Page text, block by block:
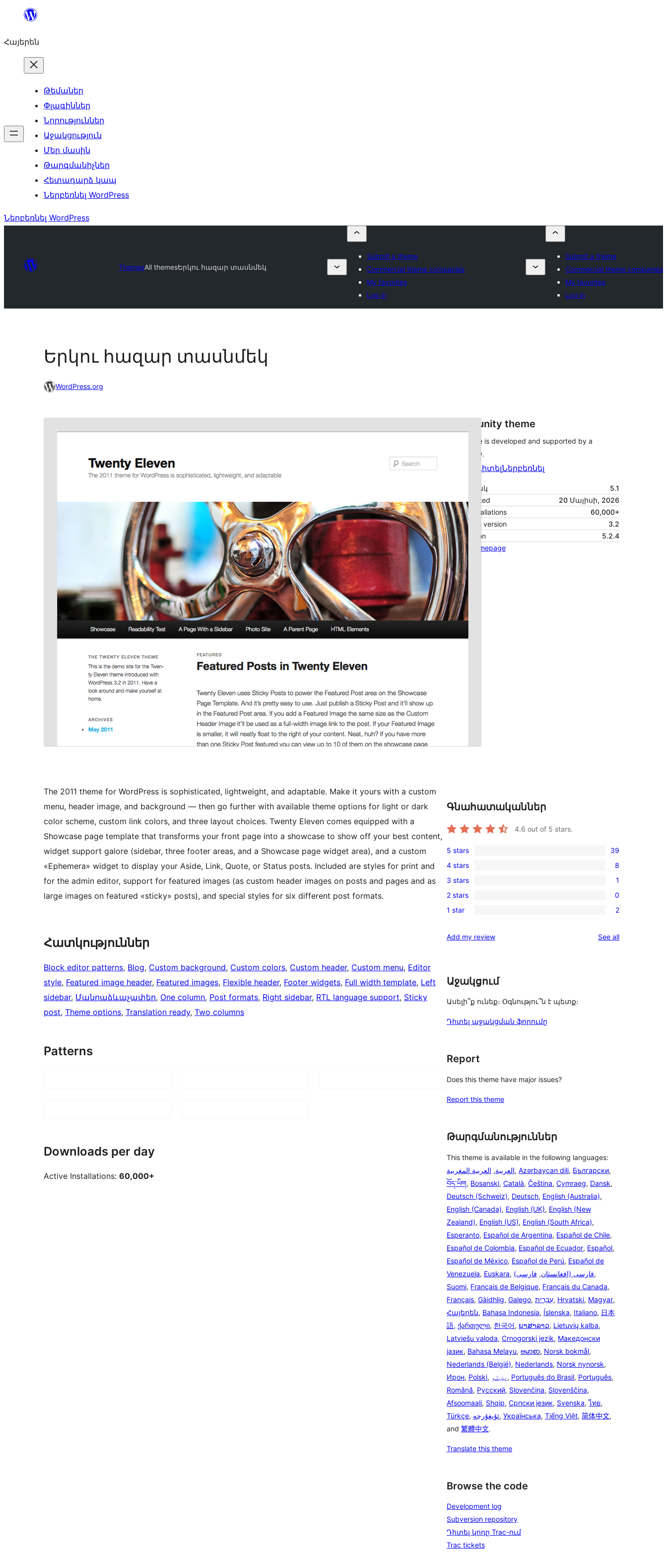
Անցնել
Հայերեն
Թեմաներ
Փլագիններ
Նորություններ
Աջակցություն
Մեր մասին
Թարգմանիչներ
Հետադարձ կապ
Ներբեռնել WordPress
Ներբեռնել WordPress
ThemesAll themesԵրկու հազար տասնմեկ
Submit a theme
Commercial theme companies
My favorites
Log in
Submit a theme
Commercial theme companies
My favorites
Log in
Երկու հազար տասնմեկ
WordPress.org
Community theme
This theme is developed and supported by a
community.
ՆախադիտելՆերբեռնել
Տարբերակ
5.1
Last updated
20 Մայիսի, 2026
Active installations
60,000+
WordPress version
3.2
PHP version
5.2.4
Theme homepage
The 2011 theme for WordPress is sophisticated, lightweight, and adaptable. Make it yours with a custom
menu, header image, and background — then go further with available theme options for light or dark
color scheme, custom link colors, and three layout choices. Twenty Eleven comes equipped with a
Showcase page template that transforms your front page into a showcase to show off your best content,
widget support galore (sidebar, three footer areas, and a Showcase page widget area), and a custom
«Ephemera» widget to display your Aside, Link, Quote, or Status posts. Included are styles for print and
for the admin editor, support for featured images (as custom header images on posts and pages and as
large images on featured «sticky» posts), and special styles for six different post formats.
Հատկություններ
Block editor patterns, Blog, Custom background, Custom colors, Custom header, Custom menu, Editor
style, Featured image header, Featured images, Flexible header, Footer widgets, Full width template, Left
sidebar, Մանրաձևաչափեր, One column, Post formats, Right sidebar, RTL language support, Sticky
post, Theme options, Translation ready, Two columns
Patterns
Downloads per day
Active Installations: 60,000+
Գնահատականներ
4.6 out of 5 stars.
39
5-
star
reviews
5 stars 39
8
4-
star
reviews
4 stars 8
1
3-
star
3 stars 1
0
2-
reviews
2 stars 0
2
star
1 star 2
Add my review See allreviews
Աջակցում
Ասելի՞ք ունեք։ Օգնությու՞ն է պետք։
Դիտել աջակցման ֆորումը
Report
Does this theme have major issues?
Report this theme
Թարգմանություններ
This theme is available in the following languages:
العربية, العربية المغربية , Azərbaycan dili, Български,
བོད་ཡིག, Bosanski, Català, Čeština, Cymraeg, Dansk,
Deutsch (Schweiz), Deutsch, English (Australia),
English (Canada), English (UK), English (New
Zealand), English (US), English (South Africa),
Esperanto, Español de Argentina, Español de Chile,
Español de Colombia, Español de Ecuador, Español,
Español de México, Español de Perú, Español de
Venezuela, Euskara, (فارسی (افغانستان, فارسی
,
Suomi, Français de Belgique, Français du Canada,
Français, Gàidhlig, Galego, עִבְרִית, Hrvatski, Magyar,
Հայերեն, Bahasa Indonesia, Íslenska, Italiano, 日本
語, ქართული, 한국어, ພາສາລາວ, Lietuvių kalba,
Latviešu valoda, Crnogorski jezik, Македонски
јазик, Bahasa Melayu, ဗမာစာ, Norsk bokmål,
Nederlands (België), Nederlands, Norsk nynorsk,
Ирон, Polski, پښتو , Português do Brasil, Português,
Română, Русский, Slovenčina, Slovenščina,
Afsoomaali, Shqip, Српски језик, Svenska,ไทย,
Türkçe, ئۇيغۇرچە, Українська, Tiếng Việt, 简体中文,
and 繁體中文.
Translate this theme
Browse the code
Development log
Subversion repository
Դիտել կոդը Trac-ում
Trac tickets